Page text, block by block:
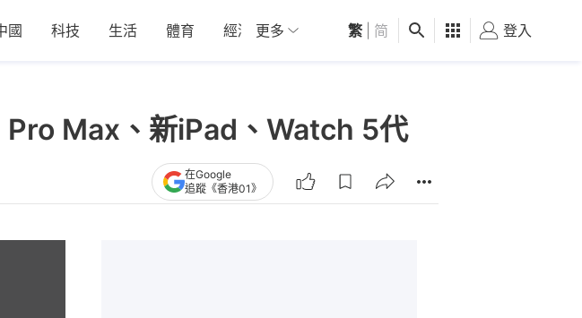
國 科技 生活 體育 經濟 01深圳 觀點 健康 好食玩飛
更多 繁 简 登入
Max、新iPad、Watch 5代
在Google
追蹤《香港01》